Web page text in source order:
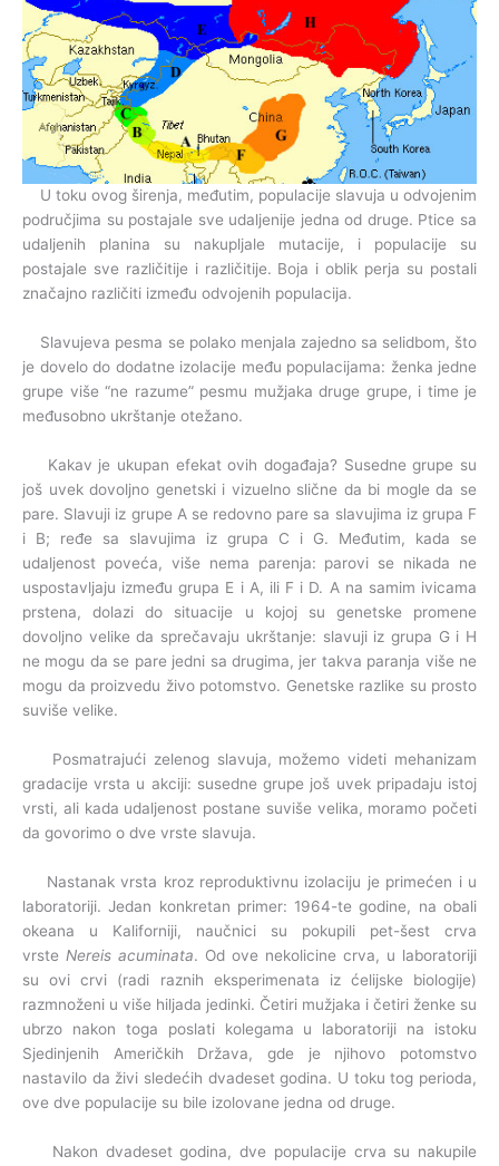
U toku ovog širenja, međutim, populacije slavuja u odvojenim
područjima su postajale sve udaljenije jedna od druge. Ptice sa
udaljenih planina su nakupljale mutacije, i populacije su
postajale sve različitije i različitije. Boja i oblik perja su postali
značajno različiti između odvojenih populacija.
Slavujeva pesma se polako menjala zajedno sa selidbom, što
je dovelo do dodatne izolacije među populacijama: ženka jedne
grupe više “ne razume” pesmu mužjaka druge grupe, i time je
međusobno ukrštanje otežano.
Kakav je ukupan efekat ovih događaja? Susedne grupe su
još uvek dovoljno genetski i vizuelno slične da bi mogle da se
pare. Slavuji iz grupe A se redovno pare sa slavujima iz grupa F
i B; ređe sa slavujima iz grupa C i G. Međutim, kada se
udaljenost poveća, više nema parenja: parovi se nikada ne
uspostavljaju između grupa E i A, ili F i D. A na samim ivicama
prstena, dolazi do situacije u kojoj su genetske promene
dovoljno velike da sprečavaju ukrštanje: slavuji iz grupa G i H
ne mogu da se pare jedni sa drugima, jer takva paranja više ne
mogu da proizvedu živo potomstvo. Genetske razlike su prosto
suviše velike.
Posmatrajući zelenog slavuja, možemo videti mehanizam
gradacije vrsta u akciji: susedne grupe još uvek pripadaju istoj
vrsti, ali kada udaljenost postane suviše velika, moramo početi
da govorimo o dve vrste slavuja.
Nastanak vrsta kroz reproduktivnu izolaciju je primećen i u
laboratoriji. Jedan konkretan primer: 1964-te godine, na obali
okeana u Kaliforniji, naučnici su pokupili pet-šest crva
vrste Nereis acuminata. Od ove nekolicine crva, u laboratoriji
su ovi crvi (radi raznih eksperimenata iz ćelijske biologije)
razmnoženi u više hiljada jedinki. Četiri mužjaka i četiri ženke su
ubrzo nakon toga poslati kolegama u laboratoriji na istoku
Sjedinjenih Američkih Država, gde je njihovo potomstvo
nastavilo da živi sledećih dvadeset godina. U toku tog perioda,
ove dve populacije su bile izolovane jedna od druge.
Nakon dvadeset godina, dve populacije crva su nakupile